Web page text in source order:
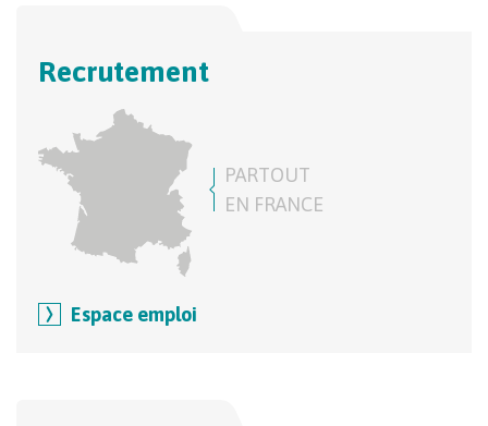
Recrutement
PARTOUT
EN FRANCE
Espace emploi